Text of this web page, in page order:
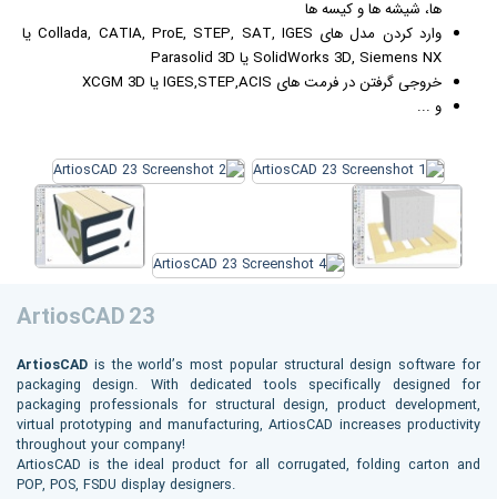
ها، شیشه ها و کیسه ها
وارد کردن مدل های Collada, CATIA, ProE, STEP, SAT, IGES یا
SolidWorks 3D, Siemens NX یا Parasolid 3D
خروجی گرفتن در فرمت های IGES,STEP,ACIS یا XCGM 3D
و ...
ArtiosCAD 23
ArtiosCAD is the world’s most popular structural design software for
packaging design. With dedicated tools specifically designed for
packaging professionals for structural design, product development,
virtual prototyping and manufacturing, ArtiosCAD increases productivity
throughout your company!
ArtiosCAD is the ideal product for all corrugated, folding carton and
POP, POS, FSDU display designers.